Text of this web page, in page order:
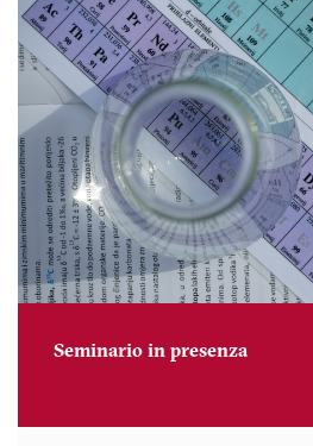
Seminario in presenza